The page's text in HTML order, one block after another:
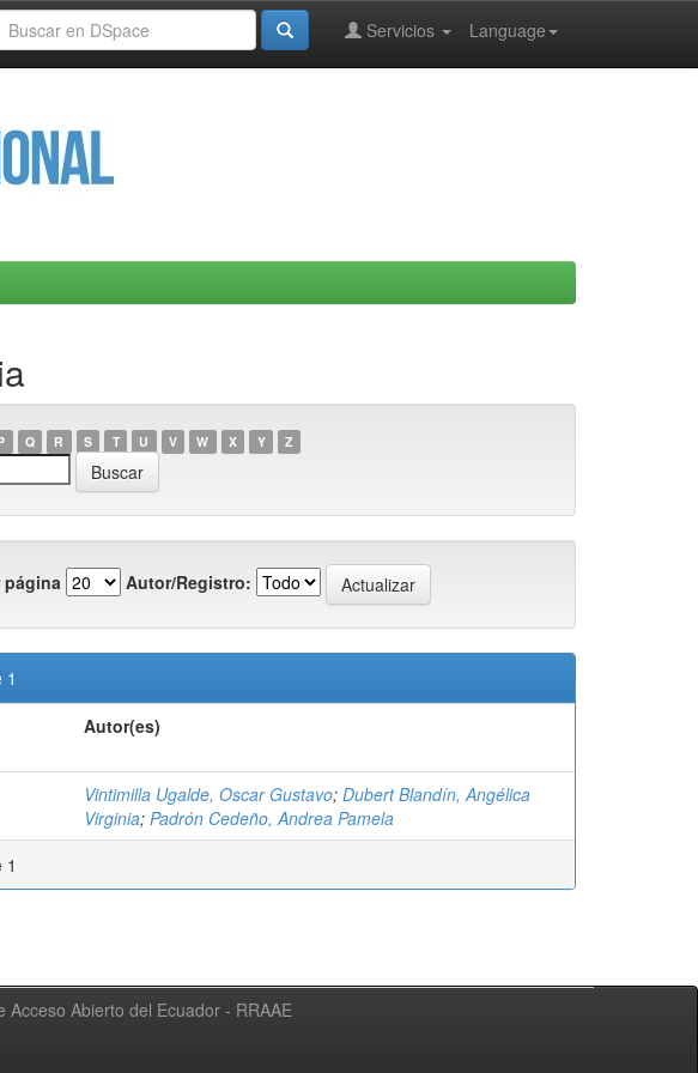
Language
Servicios
Q R S T U V W X Y Z
Autor/Registro:
Autor(es)
Vintimilla Ugalde, Oscar Gustavo; Dubert Blandín, Angélica
Virginia; Padrón Cedeño, Andrea Pamela
Abierto del Ecuador - RRAAE